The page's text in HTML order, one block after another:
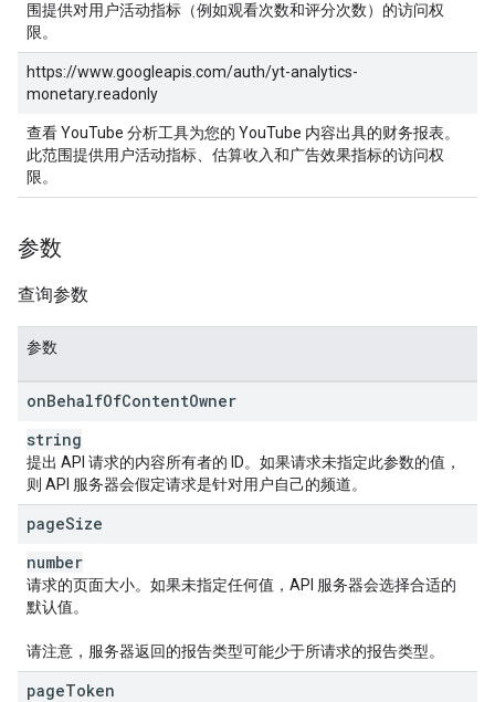
围提供对用户活动指标（例如观看次数和评分次数）的访问权
限。
https://www.googleapis.com/auth/yt-analytics-
monetary.readonly
查看 YouTube 分析工具为您的 YouTube 内容出具的财务报表。
此范围提供用户活动指标、估算收入和广告效果指标的访问权
限。
参数
查询参数
参数
onBehalfOfContentOwner
string
提出 API 请求的内容所有者的 ID。如果请求未指定此参数的值，
则 API 服务器会假定请求是针对用户自己的频道。
pageSize
number
请求的页面大小。如果未指定任何值，API 服务器会选择合适的
默认值。
请注意，服务器返回的报告类型可能少于所请求的报告类型。
pageToken